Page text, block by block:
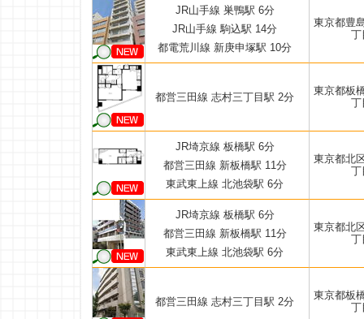
JR山手線 巣鴨駅 6分
JR山手線 駒込駅 14分
都電荒川線 新庚申塚駅 10分
東京都豊
丁
都営三田線 志村三丁目駅 2分
東京都板
丁
JR埼京線 板橋駅 6分
都営三田線 新板橋駅 11分
東武東上線 北池袋駅 6分
東京都北
丁
JR埼京線 板橋駅 6分
都営三田線 新板橋駅 11分
東武東上線 北池袋駅 6分
東京都北
丁
都営三田線 志村三丁目駅 2分
東京都板
丁